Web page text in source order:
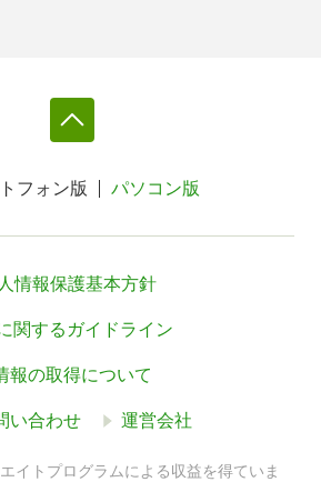
フォン版 パソコン版
情報保護基本方針
関するガイドライン
報の取得について
い合わせ 運営会社
イトプログラムによる収益を得ていま